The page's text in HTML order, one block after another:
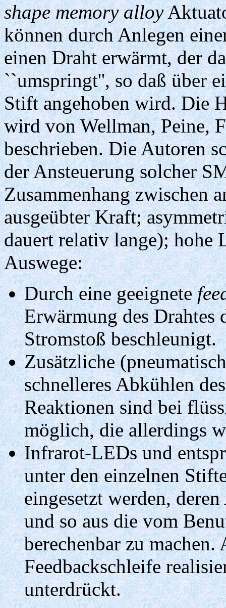
shape memory alloy
können durch Anlegen
einen Draht erwärmt, der
``umspringt'', so daß über
Stift angehoben wird. Die
wird von Wellman, Peine,
beschrieben. Die Autoren
der Ansteuerung solcher
Zusammenhang zwischen
ausgeübter Kraft;
dauert relativ lange); hohe
Auswege:
Durch eine geeignete
Erwärmung des Drahtes
Stromstoß beschleunigt.
Zusätzliche
schnelleres Abkühlen
Reaktionen sind bei
möglich, die allerdings
Infrarot-LEDs und
unter den einzelnen
eingesetzt werden,
und so aus die vom
berechenbar zu
Feedbackschleife
unterdrückt.